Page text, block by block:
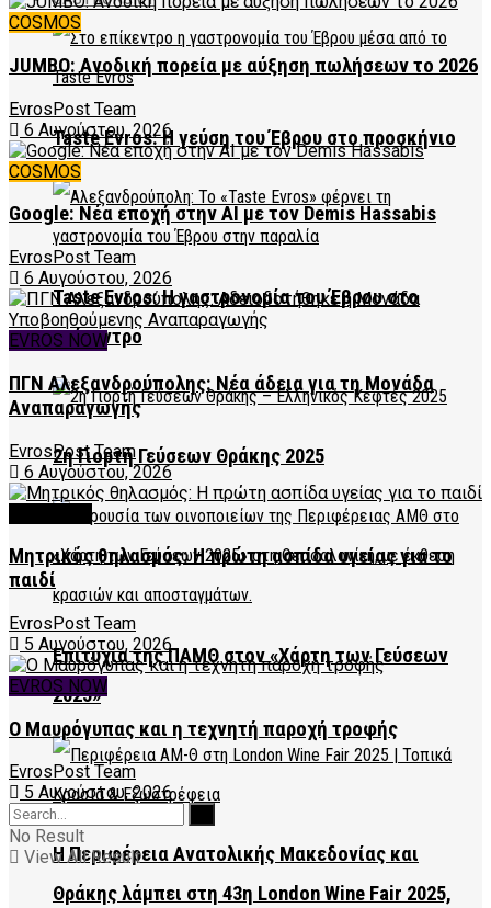
Taste Evros: Η γεύση του Έβρου στο προσκήνιο
Taste Evros: Η γαστρονομία του Έβρου στο
επίκεντρο
2η Γιορτή Γεύσεων Θράκης 2025
Επιτυχία της ΠΑΜΘ στον «Χάρτη των Γεύσεων
2025»
Η Περιφέρεια Ανατολικής Μακεδονίας και
Θράκης λάμπει στη 43η London Wine Fair 2025,
COSMOS
JUMBO: Ανοδική πορεία με αύξηση πωλήσεων το 2026
EvrosPost Team
6 Αυγούστου, 2026
COSMOS
Google: Νέα εποχή στην AI με τον Demis Hassabis
EvrosPost Team
6 Αυγούστου, 2026
EVROS NOW
ΠΓΝ Αλεξανδρούπολης: Νέα άδεια για τη Μονάδα
Αναπαραγωγής
EvrosPost Team
6 Αυγούστου, 2026
Μητρικός θηλασμός: Η πρώτη ασπίδα υγείας για το
παιδί
EvrosPost Team
5 Αυγούστου, 2026
EVROS NOW
Ο Μαυρόγυπας και η τεχνητή παροχή τροφής
EvrosPost Team
5 Αυγούστου, 2026
No Result
View All Result